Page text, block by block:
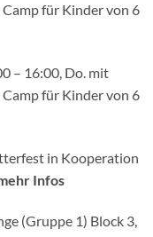
für Kinder von 6
– 16:00, Do. mit
für Kinder von 6
in Kooperation
Infos
(Gruppe 1) Block 3,